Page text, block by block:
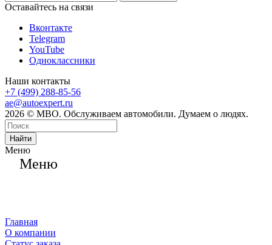
Оставайтесь на связи
Вконтакте
Telegram
YouTube
Одноклассники
Наши контакты
+7 (499) 288-85-56
ae@autoexpert.ru
2026 © МВО. Обслуживаем автомобили. Думаем о людях.
Найти
Меню
Меню
Главная
О компании